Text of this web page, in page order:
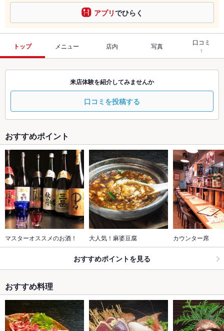
アプリでひらく
トップ メニュー 店内 写真 口コミ
1
来店体験を紹介してみませんか
口コミを投稿する
おすすめポイント
マスターオススメのお酒！ 大人気！麻婆豆腐 カウンター席
おすすめポイントを見る
おすすめ料理